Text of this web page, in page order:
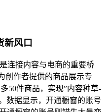
新风口
连接内容与电商的重要桥
创作者提供的商品展示专
50件商品，实现”内容种草-
数据显示，开通橱窗的账号